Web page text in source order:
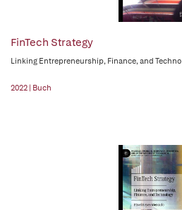
FinTech Strategy
Linking Entrepreneurship, Finance, and
2022 | Buch